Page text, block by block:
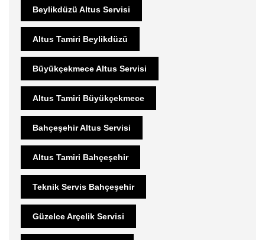
Beylikdüzü Altus Servisi
Altus Tamiri Beylikdüzü
Büyükçekmece Altus Servisi
Altus Tamiri Büyükçekmece
Bahçeşehir Altus Servisi
Altus Tamiri Bahçeşehir
Teknik Servis Bahçeşehir
Güzelce Arçelik Servisi